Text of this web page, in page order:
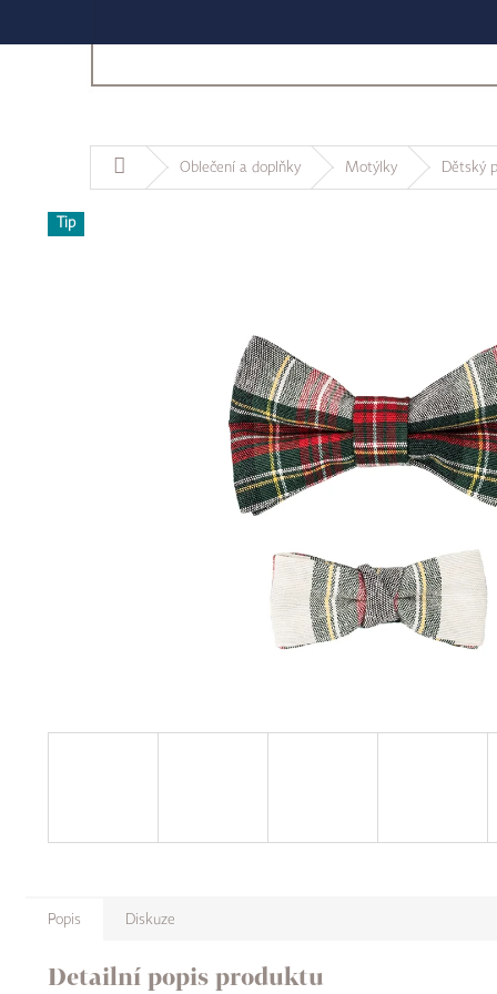
Domů Oblečení a doplňky Motýlky Dětský
Tip
Popis Diskuze
Detailní popis produktu